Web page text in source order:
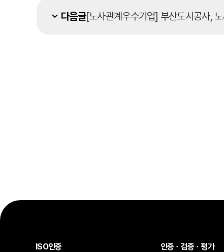
다음글[노사관계우수기업] 부산도시공사,
ISO인증 인증ㆍ검증ㆍ평가